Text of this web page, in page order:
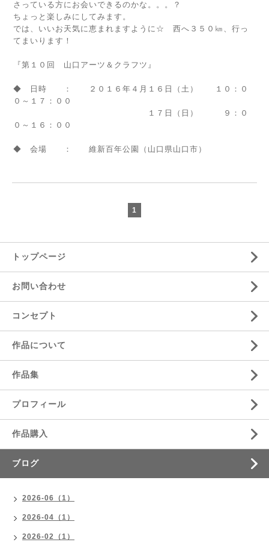
さっている方にお会いできるのかな。。。？
ちょっと楽しみにしてみます。
では、いいお天気に恵まれますように☆ 西へ３５０㎞、行っ
てまいります！
『第１０回 山口アーツ＆クラフツ』
◆ 日時 ： ２０１６年４月１６日（土） １０：０
０～１７：００
１７日（日） ９：０
０～１６：００
◆ 会場 ： 維新百年公園（山口県山口市）
1
トップページ
お問い合わせ
コンセプト
作品について
作品集
プロフィール
作品購入
ブログ
2026-06（1）
2026-04（1）
2026-02（1）